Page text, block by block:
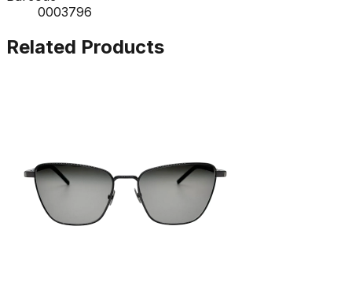
0003796
Related Products